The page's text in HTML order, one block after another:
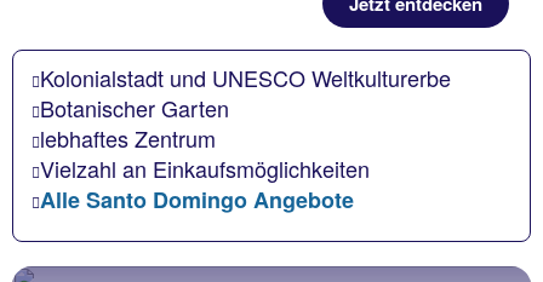
Kolonialstadt und UNESCO Weltkulturerbe
Botanischer Garten
lebhaftes Zentrum
Vielzahl an Einkaufsmöglichkeiten
Alle Santo Domingo Angebote